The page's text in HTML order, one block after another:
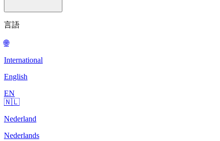
言語
🌐
International
English
EN
🇳🇱
Nederland
Nederlands